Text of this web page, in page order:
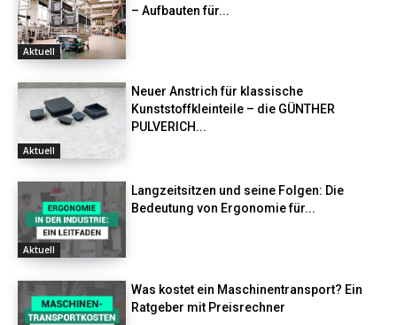
Aktuell
– Aufbauten für...
Aktuell
Neuer Anstrich für klassische
Kunststoffkleinteile – die GÜNTHER
PULVERICH...
Aktuell
Langzeitsitzen und seine Folgen: Die
Bedeutung von Ergonomie für...
Was kostet ein Maschinentransport? Ein
Ratgeber mit Preisrechner